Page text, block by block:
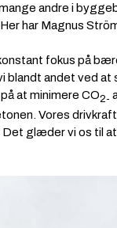
andre i
har Magnus
fokus på
blandt andet ved
at minimere CO2-
Vores
glæder vi os til